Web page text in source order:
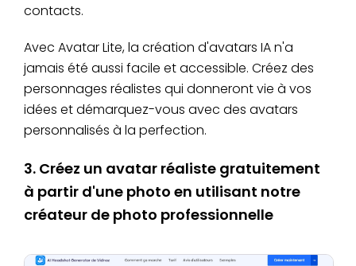
contacts.
Avec Avatar Lite, la création d'avatars IA n'a
jamais été aussi facile et accessible. Créez des
personnages réalistes qui donneront vie à vos
idées et démarquez-vous avec des avatars
personnalisés à la perfection.
3. Créez un avatar réaliste gratuitement
à partir d'une photo en utilisant notre
créateur de photo professionnelle